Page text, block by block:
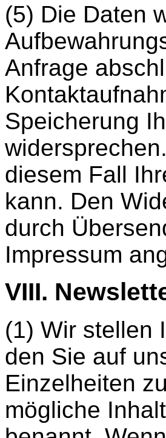
(5) Die Daten
Anfrage
Speicherung
diesem Fall
kann. Den
durch
Impressum
VIII.
(1) Wir stellen
den Sie auf
Einzelheiten
mögliche